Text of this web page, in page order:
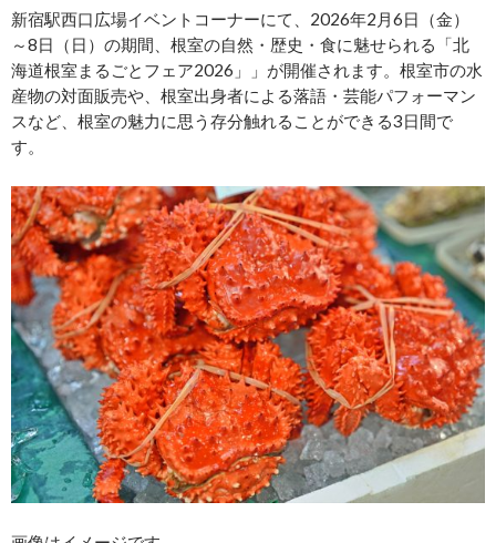
新宿駅西口広場イベントコーナーにて、2026年2月6日（金）
～8日（日）の期間、根室の自然・歴史・食に魅せられる「北
海道根室まるごとフェア2026」」が開催されます。根室市の水
産物の対面販売や、根室出身者による落語・芸能パフォーマン
スなど、根室の魅力に思う存分触れることができる3日間で
す。